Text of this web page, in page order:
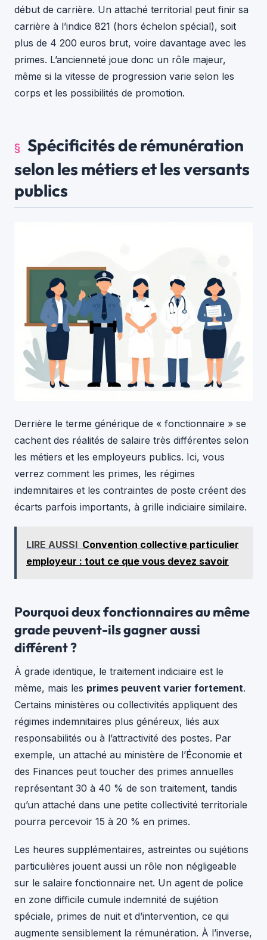
début de carrière. Un attaché territorial peut finir sa
carrière à l’indice 821 (hors échelon spécial), soit
plus de 4 200 euros brut, voire davantage avec les
primes. L’ancienneté joue donc un rôle majeur,
même si la vitesse de progression varie selon les
corps et les possibilités de promotion.
Spécificités de rémunération
selon les métiers et les versants
publics
Derrière le terme générique de « fonctionnaire » se
cachent des réalités de salaire très différentes selon
les métiers et les employeurs publics. Ici, vous
verrez comment les primes, les régimes
indemnitaires et les contraintes de poste créent des
écarts parfois importants, à grille indiciaire similaire.
LIRE AUSSI Convention collective particulier
employeur : tout ce que vous devez savoir
Pourquoi deux fonctionnaires au même
grade peuvent-ils gagner aussi
différent ?
À grade identique, le traitement indiciaire est le
même, mais les primes peuvent varier fortement.
Certains ministères ou collectivités appliquent des
régimes indemnitaires plus généreux, liés aux
responsabilités ou à l’attractivité des postes. Par
exemple, un attaché au ministère de l’Économie et
des Finances peut toucher des primes annuelles
représentant 30 à 40 % de son traitement, tandis
qu’un attaché dans une petite collectivité territoriale
pourra percevoir 15 à 20 % en primes.
Les heures supplémentaires, astreintes ou sujétions
particulières jouent aussi un rôle non négligeable
sur le salaire fonctionnaire net. Un agent de police
en zone difficile cumule indemnité de sujétion
spéciale, primes de nuit et d’intervention, ce qui
augmente sensiblement la rémunération. À l’inverse,